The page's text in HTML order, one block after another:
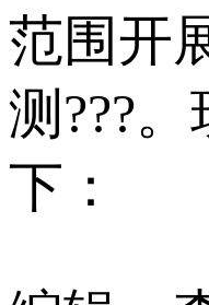
范围开
测???
下：